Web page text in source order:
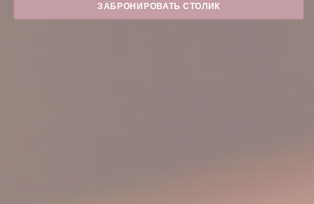
ЗАБРОНИРОВАТЬ СТОЛИК